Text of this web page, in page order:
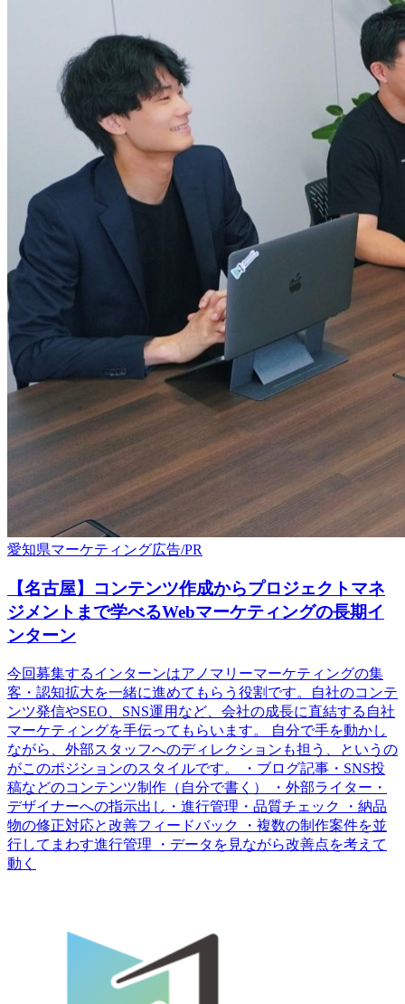
愛知県マーケティング広告/PR
【名古屋】コンテンツ作成からプロジェクトマネ
ジメントまで学べるWebマーケティングの長期イ
ンターン
今回募集するインターンはアノマリーマーケティングの集
客・認知拡大を一緒に進めてもらう役割です。自社のコンテ
ンツ発信やSEO、SNS運用など、会社の成長に直結する自社
マーケティングを手伝ってもらいます。 自分で手を動かし
ながら、外部スタッフへのディレクションも担う、というの
がこのポジションのスタイルです。 ・ブログ記事・SNS投
稿などのコンテンツ制作（自分で書く） ・外部ライター・
デザイナーへの指示出し・進行管理・品質チェック ・納品
物の修正対応と改善フィードバック ・複数の制作案件を並
行してまわす進行管理 ・データを見ながら改善点を考えて
動く